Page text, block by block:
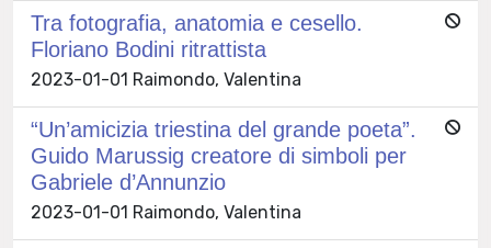
Tra fotografia, anatomia e cesello.
Floriano Bodini ritrattista
2023-01-01 Raimondo, Valentina
“Un’amicizia triestina del grande poeta”.
Guido Marussig creatore di simboli per
Gabriele d’Annunzio
2023-01-01 Raimondo, Valentina